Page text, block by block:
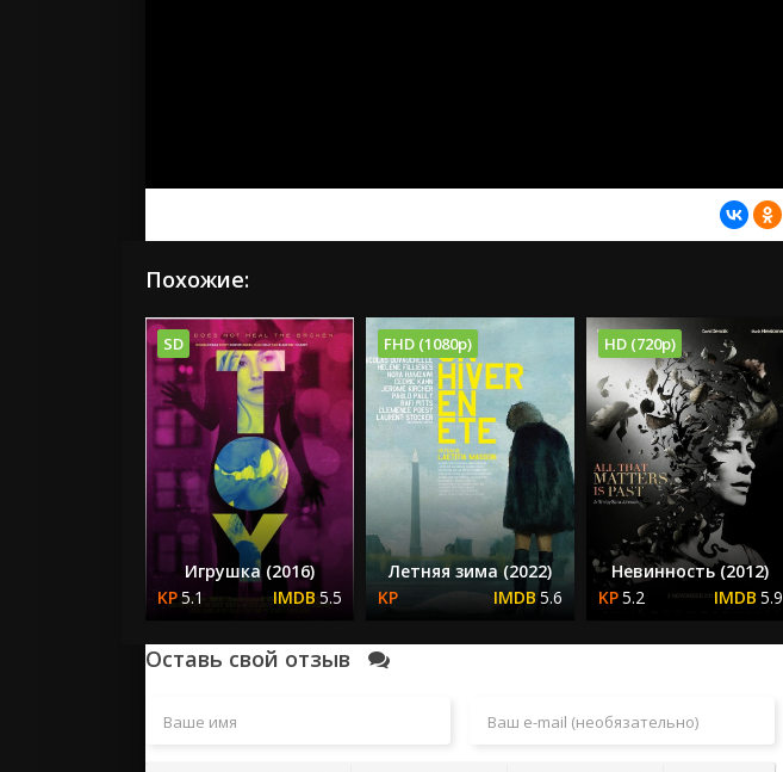
Похожие:
SD
Игрушка (2016)
5.1
5.5
FHD (1080p)
Летняя зима (2022)
5.6
HD (720p)
Невинность (2012)
5.2
5.9
Оставь свой отзыв